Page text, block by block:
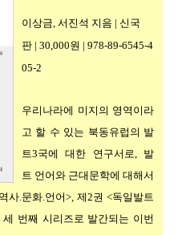
이상금, 서진석 지음 | 신 국
판 | 30 ,000원 | 978-89-6545-4
05-2
우리나라에 미지의 영역이라
고 할 수 있는 북동유럽의 발
트3국에 대한 연구서로, 발
트 언어와 근대문학에 대해서
사.문화.언어>, 제2권 <독일발트
번째 시리즈로 발간되는 이번